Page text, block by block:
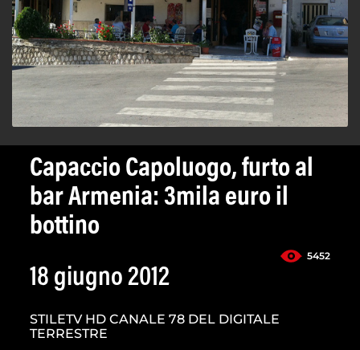
Capaccio Capoluogo, furto al
bar Armenia: 3mila euro il
bottino
5452
18 giugno 2012
STILETV HD CANALE 78 DEL DIGITALE
TERRESTRE